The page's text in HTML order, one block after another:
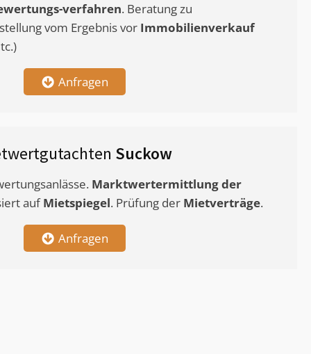
verfahren. Beratung zu
vom Ergebnis vor Immobilienverkauf
Anfragen
Suckow
Marktwertermittlungder
aufMietspiegel. Prüfung der Mietverträge.
Anfragen